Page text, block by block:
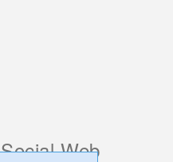
Social Web